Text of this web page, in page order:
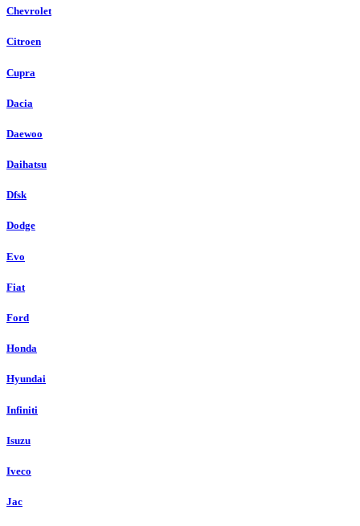
Chevrolet
Citroen
Cupra
Dacia
Daewoo
Daihatsu
Dfsk
Dodge
Evo
Fiat
Ford
Honda
Hyundai
Infiniti
Isuzu
Iveco
Jac